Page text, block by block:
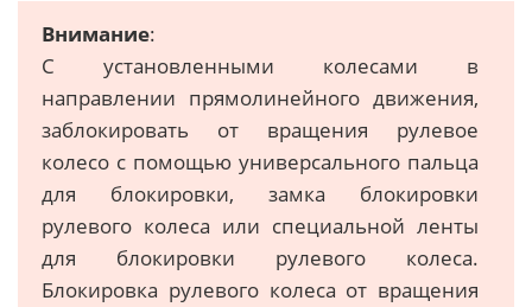
Внимание:
С установленными колесами в
направлении прямолинейного движения,
заблокировать от вращения рулевое
колесо с помощью универсального пальца
для блокировки, замка блокировки
рулевого колеса или специальной ленты
для блокировки рулевого колеса.
Блокировка рулевого колеса от вращения